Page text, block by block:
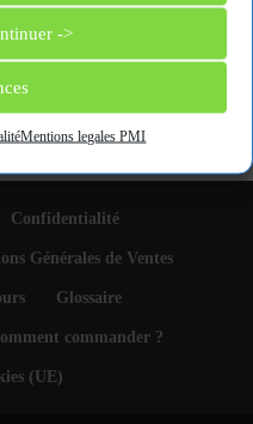
->
Mentions legales PMI
Confidentialité
Générales de Ventes
Glossaire
commander ?
(UE)